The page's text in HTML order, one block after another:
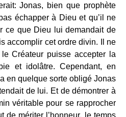
Jonas, bien que prophète
échapper à Dieu et qu’il ne
ce que Dieu lui demandait de
accomplir cet ordre divin. Il ne
Créateur puisse accepter la
et idolâtre. Cependant, en
en quelque sorte obligé Jonas
de lui. Et de démontrer à
véritable pour se rapprocher
de mériter l’honneur, le temps